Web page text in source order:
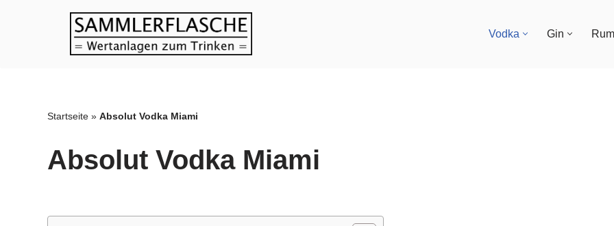
Vodka Gin Rum
Startseite» Absolut Vodka Miami
Absolut Vodka Miami